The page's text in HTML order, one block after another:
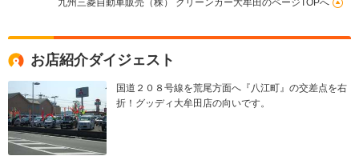
九州三菱自動車販売（株） クリーンカー大牟田のページTOPへ
お店紹介ダイジェスト
国道２０８号線を荒尾方面へ『八江町』の交差点を右
折！グッディ大牟田店の向いです。